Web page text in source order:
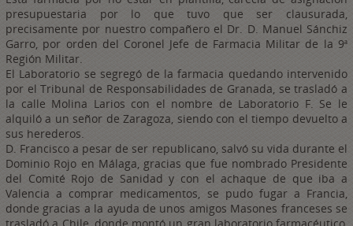
presupuestaria por lo que tuvo que ser clausurada,
precisamente por nuestro compañero el Dr. D. Manuel Sánchiz
Garro, por orden del Coronel Jefe de Farmacia Militar de la 9ª
Región Militar.
El Laboratorio se segregó de la farmacia quedando intervenido
por el Tribunal de Responsabilidades de Granada, se trasladó a
la calle Molina Larios con el nombre de Laboratorio F. Se le
alquiló a un señor de Zaragoza, siendo con el tiempo devuelto a
sus herederos.
D. Francisco a pesar de ser republicano, salvó su vida durante el
Dominio Rojo en Málaga, gracias que fue nombrado Presidente
del Comité Rojo de Sanidad y con el achaque de que iba a
Valencia a comprar medicamentos, se pudo fugar a Francia,
donde gracias a la ayuda de unos amigos Masones franceses se